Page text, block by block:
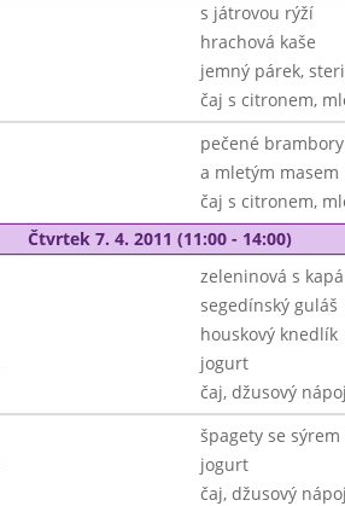
s játrovou rýží
hrachová kaše
jemný párek,
čaj s citronem,
pečené
a mletým masem
čaj s citronem,
Čtvrtek 7. 4. 2011 (11:00 - 14:00)
zeleninová s
segedínský guláš
houskový knedlík
jogurt
čaj, džusový
špagety se
jogurt
čaj, džusový